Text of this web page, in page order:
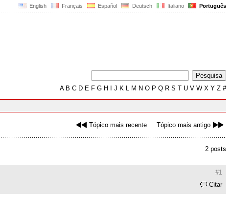
English Français Español Deutsch Italiano Português
AB C D E F G H J K L M N O P Q R S T U V W X Y Z #
Tópico mais recente Tópico mais antigo
2 posts
#1
Citar